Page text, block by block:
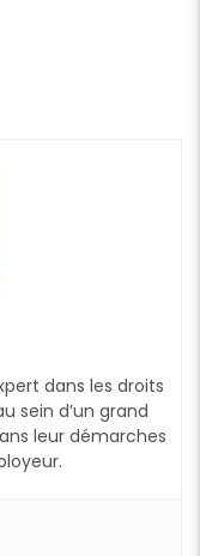
dans les droits
sein d’un grand
leur démarches